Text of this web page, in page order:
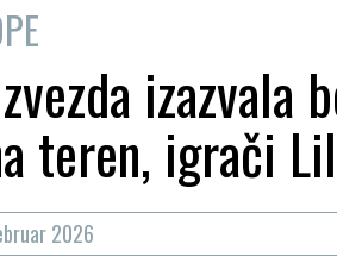
izazvala
teren, igrači
2026